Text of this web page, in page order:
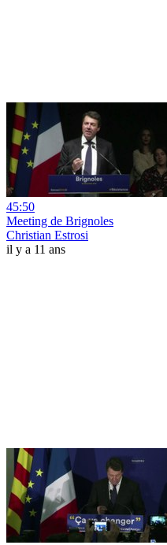
45:50
Meeting de Brignoles
Christian Estrosi
il y a 11 ans